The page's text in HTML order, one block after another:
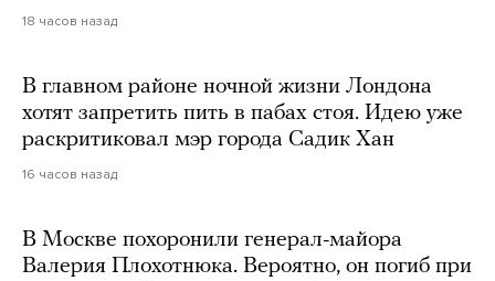
18 часов назад
В главном районе ночной жизни Лондона
хотят запретить пить в пабах стоя. Идею уже
раскритиковал мэр города Садик Хан
16 часов назад
В Москве похоронили генерал-майора
Валерия Плохотнюка. Вероятно, он погиб при